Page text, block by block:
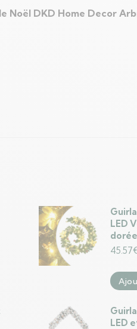
Noël DKD Home Decor
LED
dorée
45.57€
LED